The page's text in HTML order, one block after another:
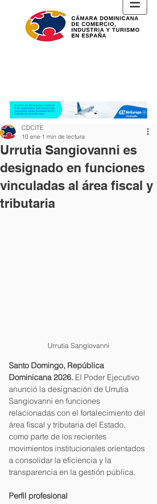
Urrutia Sangiovanni es
designado en funciones
vinculadas al área fiscal y
tributaria
CDCITE
10 ene 1 min de lectura
Urrutia Sangiovanni
Santo Domingo, República
Dominicana 2026. El Poder Ejecutivo
anunció la designación de Urrutia
Sangiovanni en funciones
relacionadas con el fortalecimiento del
área fiscal y tributaria del Estado,
como parte de los recientes
movimientos institucionales orientados
a consolidar la eficiencia y la
transparencia en la gestión pública.
Perfil profesional